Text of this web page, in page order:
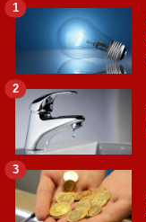
1
2
3